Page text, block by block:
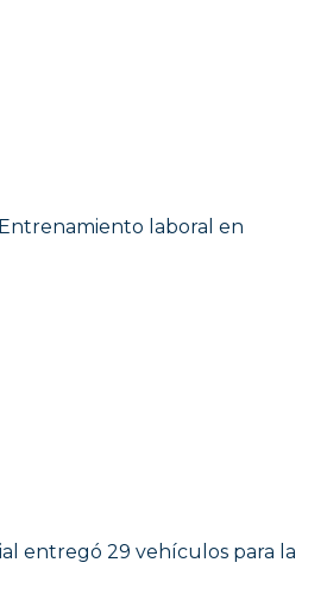
laboral en
entregó 29 vehículos para la